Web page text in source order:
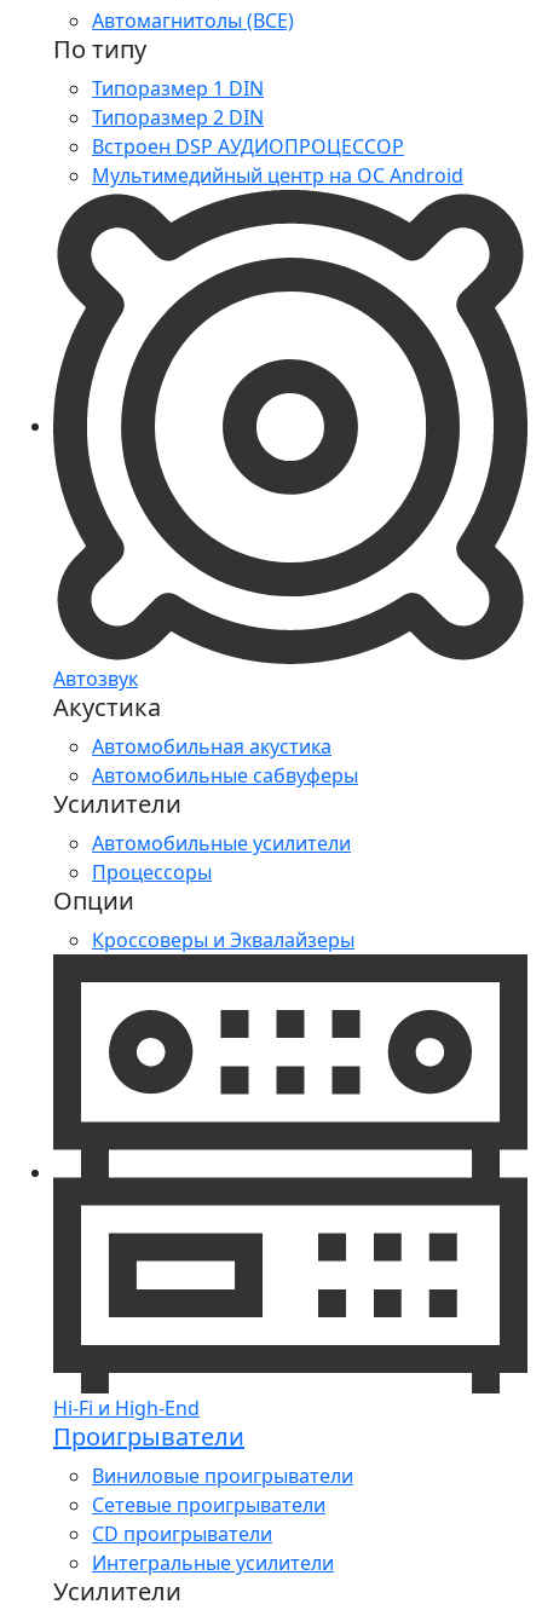
Автомагнитолы (ВСЕ)
По типу
Типоразмер 1 DIN
Типоразмер 2 DIN
Встроен DSP АУДИОПРОЦЕССОР
Мультимедийный центр на ОС Android
Автозвук
Акустика
Автомобильная акустика
Автомобильные сабвуферы
Усилители
Автомобильные усилители
Процессоры
Опции
Кроссоверы и Эквалайзеры
Hi-Fi и High-End
Проигрыватели
Виниловые проигрыватели
Сетевые проигрыватели
CD проигрыватели
Интегральные усилители
Усилители